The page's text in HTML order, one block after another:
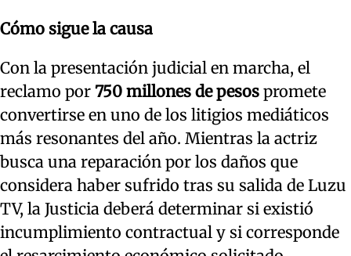
Cómo sigue la causa
Con la presentación judicial en marcha, el
reclamo por 750 millones de pesos promete
convertirse en uno de los litigios mediáticos
más resonantes del año. Mientras la actriz
busca una reparación por los daños que
considera haber sufrido tras su salida de Luzu
TV, la Justicia deberá determinar si existió
incumplimiento contractual y si corresponde